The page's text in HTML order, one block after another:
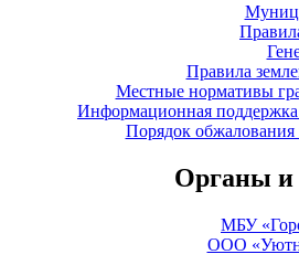
Правила
Местные нормативы
Информационная
Порядок
Органы и
МБУ
ООО